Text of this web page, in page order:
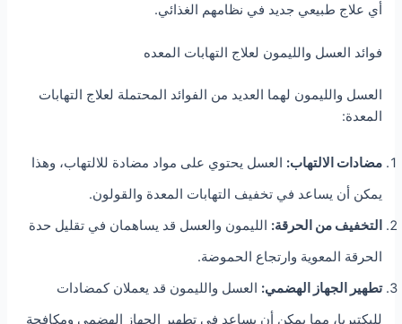
أي علاج طبيعي جديد في نظامهم الغذائي.
فوائد العسل والليمون لعلاج التهابات المعده
العسل والليمون لهما العديد من الفوائد المحتملة لعلاج التهابات
المعدة:
مضادات الالتهاب: العسل يحتوي على مواد مضادة للالتهاب، وهذا
يمكن أن يساعد في تخفيف التهابات المعدة والقولون.
التخفيف من الحرقة: الليمون والعسل قد يساهمان في تقليل حدة
الحرقة المعوية وارتجاع الحموضة.
تطهير الجهاز الهضمي: العسل والليمون قد يعملان كمضادات
للبكتيريا، مما يمكن أن يساعد في تطهير الجهاز الهضمي ومكافحة